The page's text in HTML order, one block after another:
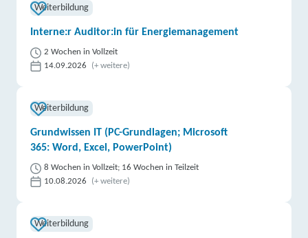
Weiterbildung
Interne:r Auditor:in für Energiemanagement
2 Wochen in Vollzeit
14.09.2026
(+ weitere)
Weiterbildung
Grundwissen IT (PC-Grundlagen; Microsoft
365: Word, Excel, PowerPoint)
8 Wochen in Vollzeit; 16 Wochen in Teilzeit
10.08.2026
(+ weitere)
Weiterbildung